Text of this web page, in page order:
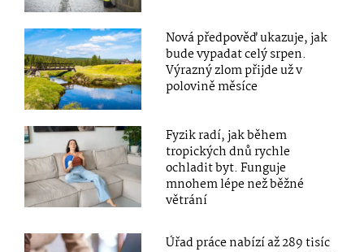
Nová předpověď ukazuje, jak
bude vypadat celý srpen.
Výrazný zlom přijde už v
polovině měsíce
Fyzik radí, jak během
tropických dnů rychle
ochladit byt. Funguje
mnohem lépe než běžné
větrání
Úřad práce nabízí až 289 tisíc